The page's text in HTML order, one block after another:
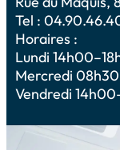
Tel :
Horaires :
Lundi
Mercredi
Vendredi